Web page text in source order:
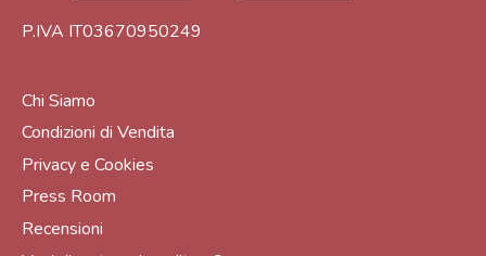
P.IVA IT03670950249
Chi Siamo
Condizioni di Vendita
Privacy e Cookies
Press Room
Recensioni